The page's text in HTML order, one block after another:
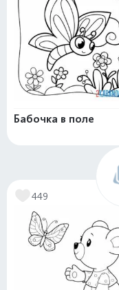
Бабочка в поле
449